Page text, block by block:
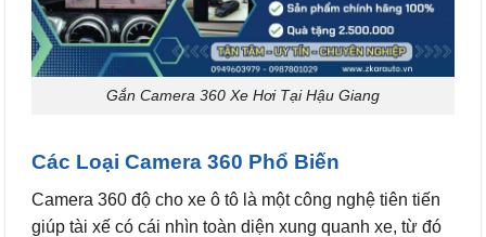
Gắn Camera 360 Xe Hơi Tại Hậu Giang
Các Loại Camera 360 Phổ Biến
Camera 360 độ cho xe ô tô là một công nghệ tiên tiến
giúp tài xế có cái nhìn toàn diện xung quanh xe, từ đó